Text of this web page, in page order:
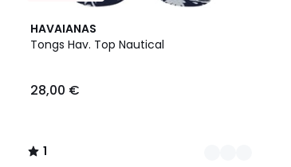
HAVAIANAS
Tongs Hav. Top Nautical
28,00 €
1
/
2
Couleurs
1
/